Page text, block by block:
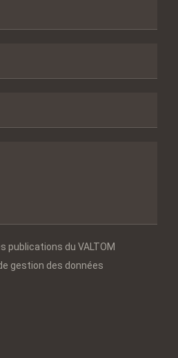
publications du VALTOM
gestion des données